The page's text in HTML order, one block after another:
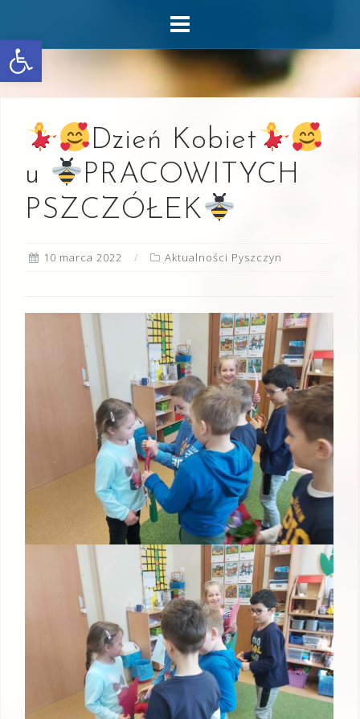
Otwórz pasek narzędzi
content
Dzień Kobiet
u
PRACOWITYCH
PSZCZÓŁEK
10 marca 2022 Aktualności Pyszczyn